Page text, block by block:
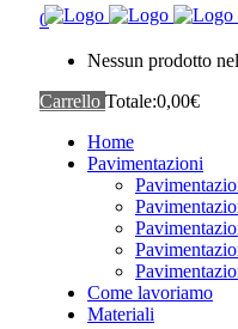
0
Nessun prodotto
Carrello Totale:0,00€
Home
Pavimentazioni
Come lavoriamo
Materiali